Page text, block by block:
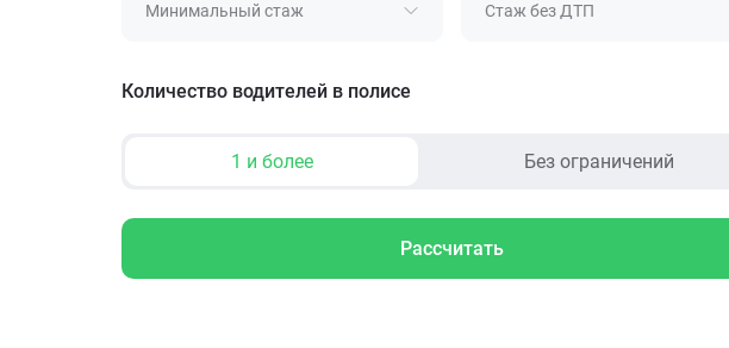
Минимальный стаж Стаж без ДТП
Количество водителей в полисе
1 и более Без ограничений
Рассчитать